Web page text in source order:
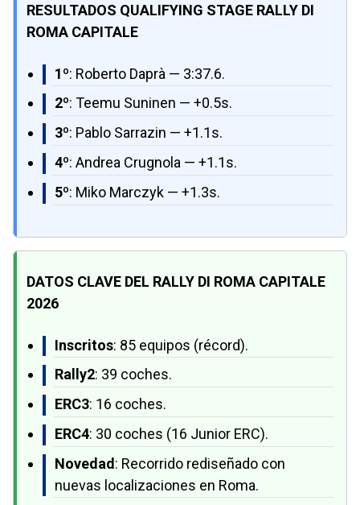
RESULTADOS QUALIFYING STAGE RALLY DI
ROMA CAPITALE
1º: Roberto Daprà — 3:37.6.
2º: Teemu Suninen — +0.5s.
3º: Pablo Sarrazin — +1.1s.
4º: Andrea Crugnola — +1.1s.
5º: Miko Marczyk — +1.3s.
DATOS CLAVE DEL RALLY DI ROMA CAPITALE
2026
Inscritos: 85 equipos (récord).
Rally2: 39 coches.
ERC3: 16 coches.
ERC4: 30 coches (16 Junior ERC).
Novedad: Recorrido rediseñado con
nuevas localizaciones en Roma.